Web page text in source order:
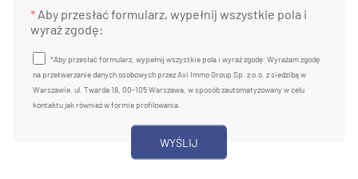
* Aby przesłać formularz, wypełnij wszystkie pola i
wyraź zgodę:
*Aby przesłać formularz, wypełnij wszystkie pola i wyraź zgodę: Wyrażam zgodę
na przetwarzanie danych osobowych przez Axi Immo Group Sp. z o.o. z siedzibą w
Warszawie, ul. Twarda 18, 00-105 Warszawa, w sposób zautomatyzowany w celu
kontaktu jak również w formie profilowania.